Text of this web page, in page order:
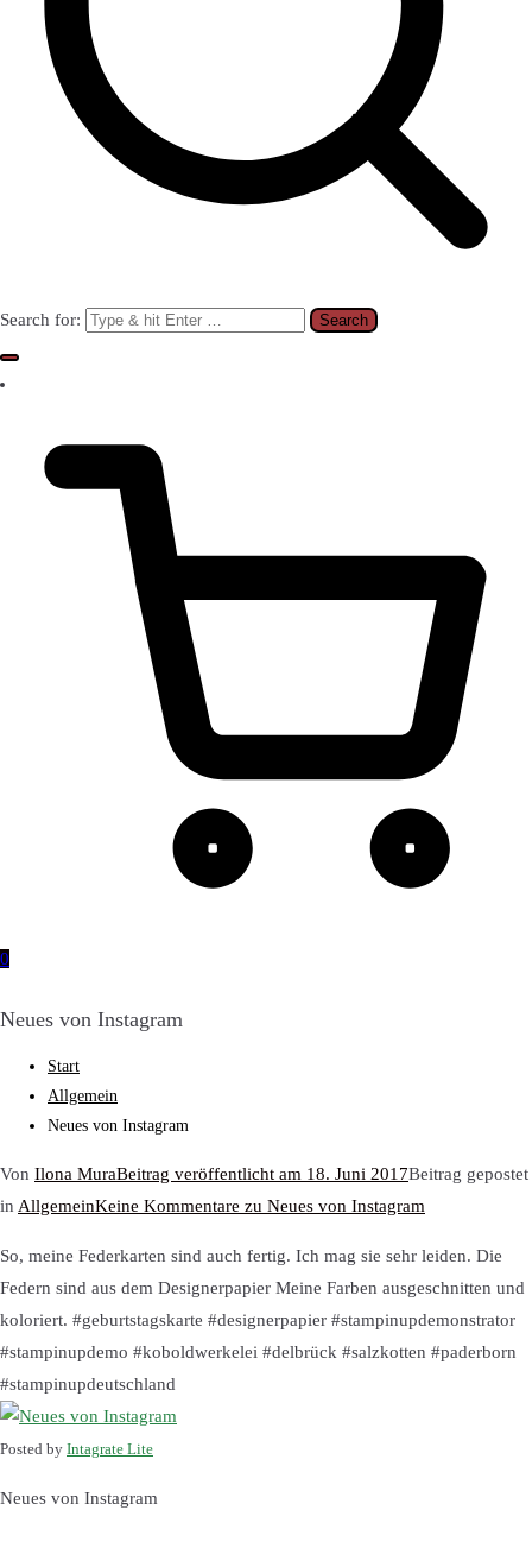
Search for:
0
Neues von Instagram
Start
Allgemein
Neues von Instagram
Von Ilona MuraBeitrag veröffentlicht am 18. Juni 2017Beitrag gepostet
in AllgemeinKeine Kommentare zu Neues von Instagram
So, meine Federkarten sind auch fertig. Ich mag sie sehr leiden. Die
Federn sind aus dem Designerpapier Meine Farben ausgeschnitten und
koloriert. #geburtstagskarte #designerpapier #stampinupdemonstrator
#stampinupdemo #koboldwerkelei #delbrück #salzkotten #paderborn
#stampinupdeutschland
Posted by Intagrate Lite
Neues von Instagram